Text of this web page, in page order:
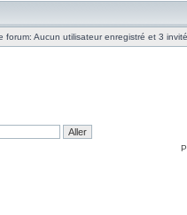
forum: Aucun utilisateur enregistré et 3